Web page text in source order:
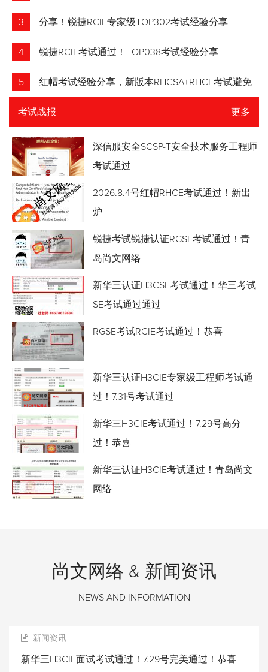
3 分享！锐捷RCIE专家级TOP302考试经验分享
4 锐捷RCIE考试通过！TOP038考试经验分享
5 红帽考试经验分享，新版本RHCSA+RHCE考试避免
踩坑
考试战报 更多
深信服安全SCSP-T安全技术服务工程师
考试通过
2026.8.4号红帽RHCE考试通过！新出
炉
锐捷考试锐捷认证RGSE考试通过！青
岛尚文网络
新华三认证H3CSE考试通过！华三考试
SE考试通过通过
RGSE考试RCIE考试通过！恭喜
新华三认证H3CIE专家级工程师考试通
过！7.31号考试通过
新华三H3CIE考试通过！7.29号高分
过！恭喜
新华三认证H3CIE考试通过！青岛尚文
网络
尚文网络 & 新闻资讯
NEWS AND INFORMATION
新闻资讯
新华三H3CIE面试考试通过！7.29号完美通过！恭喜